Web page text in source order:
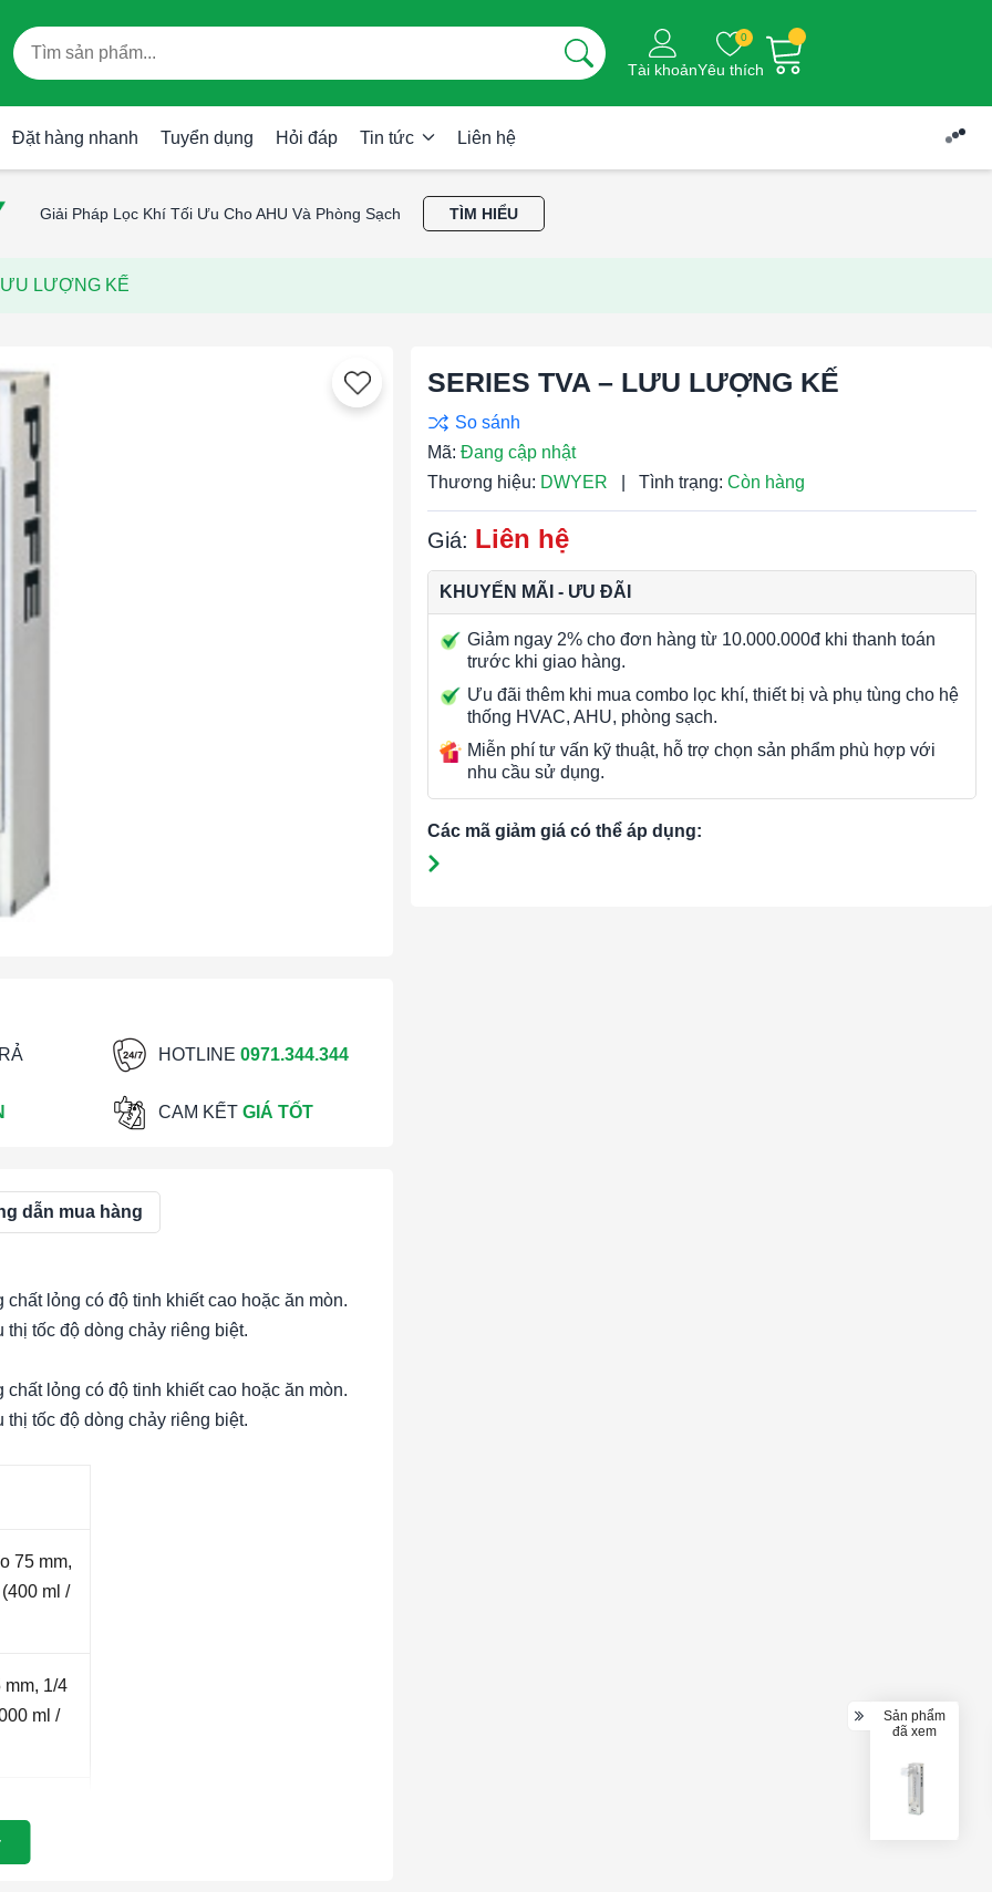
Tài khoản
0
Yêu thích
Đặt hàng nhanh Tuyển dụng Hỏi đáp Tin tức Liên hệ
Giải Pháp Lọc Khí Tối Ưu Cho AHU Và Phòng Sạch TÌM HIỂU
LƯỢNG KẾ
HOTLINE 0971.344.344
CAM KẾT GIÁ TỐT
dẫn mua hàng
lỏng có độ tinh khiết cao hoặc ăn mòn.
tốc độ dòng chảy riêng biệt.
lỏng có độ tinh khiết cao hoặc ăn mòn.
tốc độ dòng chảy riêng biệt.
75 mm,
ml /
1/4
ml /
ml /
SERIES TVA – LƯU LƯỢNG KẾ
Mã:Đang cập nhật
Thương hiệu: DWYER Tình trạng: Còn hàng
Giá: Liên hệ
KHUYẾN MÃI - ƯU ĐÃI
Giảm ngay 2% cho đơn hàng từ 10.000.000đ khi thanh toán
trước khi giao hàng.
Ưu đãi thêm khi mua combo lọc khí, thiết bị và phụ tùng cho hệ
thống HVAC, AHU, phòng sạch.
Miễn phí tư vấn kỹ thuật, hỗ trợ chọn sản phẩm phù hợp với
nhu cầu sử dụng.
Các mã giảm giá có thể áp dụng:
Sản phẩm
đã xem